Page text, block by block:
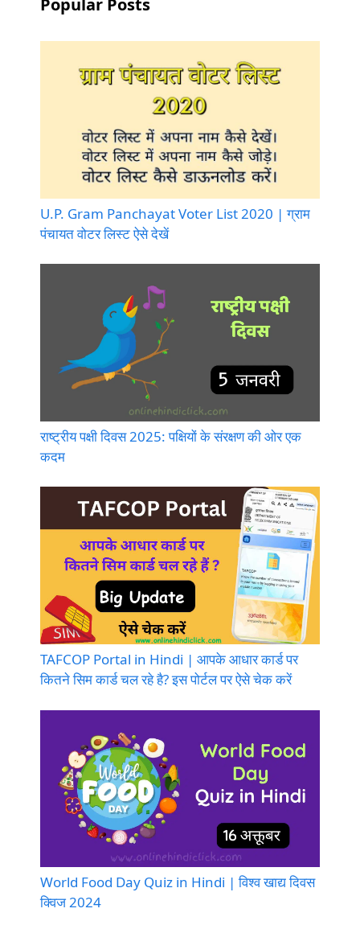
Popular Posts
U.P. Gram Panchayat Voter List 2020 | ग्राम
पंचायत वोटर लिस्ट ऐसे देखें
राष्ट्रीय पक्षी दिवस 2025: पक्षियों के संरक्षण की ओर एक
कदम
TAFCOP Portal in Hindi | आपके आधार कार्ड पर
कितने सिम कार्ड चल रहे है? इस पोर्टल पर ऐसे चेक करें
World Food Day Quiz in Hindi | विश्व खाद्य दिवस
क्विज 2024